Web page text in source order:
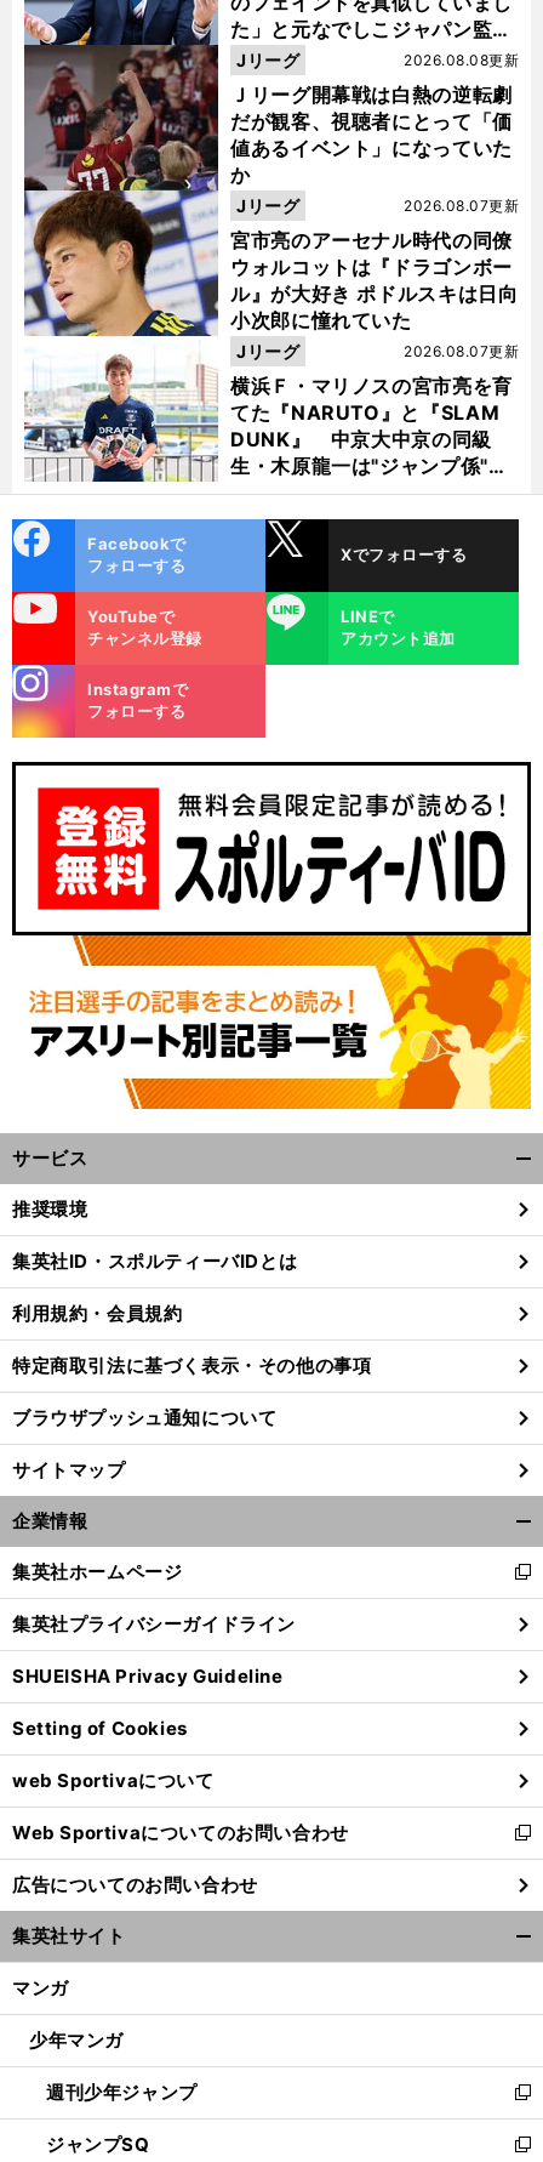
急
、
ボ
」
た」と元なでしこジャパン監
督・佐々木則夫
Ｊリーグ開幕戦は白熱の逆転劇
だが観客、視聴者にとって「価
値あるイベント」になっていた
か
2026.08.08更新
Jリーグ
宮市亮のアーセナル時代の同僚
ウォルコットは『ドラゴンボー
ル』が大好き ポドルスキは日向
小次郎に憧れていた
2026.08.07更新
Jリーグ
横浜Ｆ・マリノスの宮市亮を育
てた『NARUTO』と『SLAM
DUNK』 中京大中京の同級
生・木原龍一は"ジャンプ係"だ
った
2026.08.07更新
Jリーグ
ok
Facebookで
フォローする
Xでフォローする
YouTubeで
チャンネル登録
LINE
LINEで
アカウント追加
m
Instagramで
フォローする
サービス
閉
る
推奨環境
集英社ID・スポルティーバIDとは
利用規約・会員規約
特定商取引法に基づく表示・その他の事項
ブラウザプッシュ通知について
サイトマップ
企業情報
閉
る
集英社ホームページ
新
し
い
ウ
ィ
ン
ド
ウ
で
開
く
集英社プライバシーガイドライン
SHUEISHA Privacy Guideline
Setting of Cookies
web Sportivaについて
Web Sportivaについてのお問い合わせ
新
し
い
ウ
ィ
ン
ウ
開
く
広告についてのお問い合わせ
集英社サイト
マンガ
少年マンガ
週刊少年ジャンプ
新
し
い
ジャンプSQ
新